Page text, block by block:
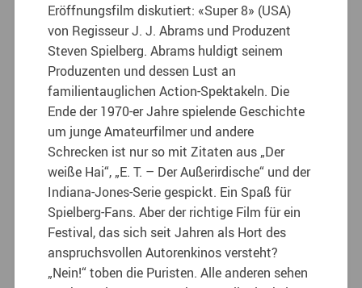
Eröffnungsfilm diskutiert: «Super 8» (USA)
von Regisseur J. J. Abrams und Produzent
Steven Spielberg. Abrams huldigt seinem
Produzenten und dessen Lust an
familientauglichen Action-Spektakeln. Die
Ende der 1970-er Jahre spielende Geschichte
um junge Amateurfilmer und andere
Schrecken ist nur so mit Zitaten aus „Der
weiße Hai“, „E. T. – Der Außerirdische“ und der
Indiana-Jones-Serie gespickt. Ein Spaß für
Spielberg-Fans. Aber der richtige Film für ein
Festival, das sich seit Jahren als Hort des
anspruchsvollen Autorenkinos versteht?
„Nein!“ toben die Puristen. Alle anderen sehen